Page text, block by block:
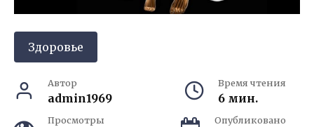
Здоровье
Автор
admin1969
Время чтения
6 мин.
Просмотры Опубликовано